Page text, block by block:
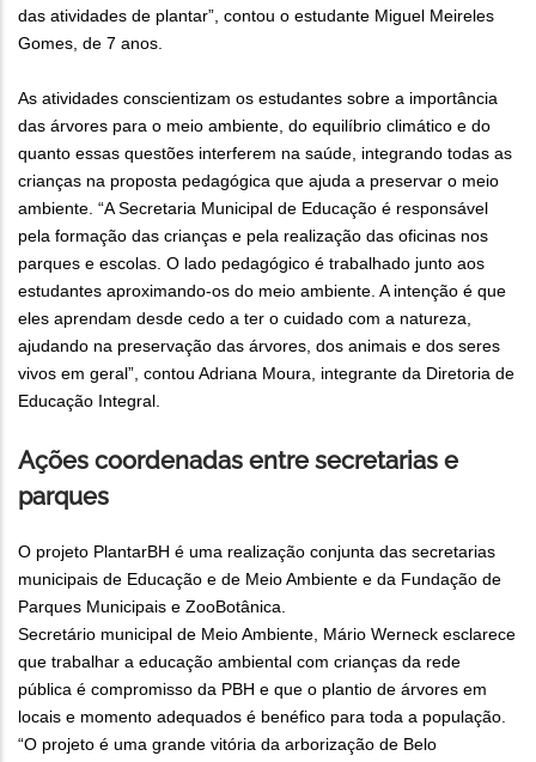
das atividades de plantar”, contou o estudante Miguel Meireles
Gomes, de 7 anos.
As atividades conscientizam os estudantes sobre a importância
das árvores para o meio ambiente, do equilíbrio climático e do
quanto essas questões interferem na saúde, integrando todas as
crianças na proposta pedagógica que ajuda a preservar o meio
ambiente. “A Secretaria Municipal de Educação é responsável
pela formação das crianças e pela realização das oficinas nos
parques e escolas. O lado pedagógico é trabalhado junto aos
estudantes aproximando-os do meio ambiente. A intenção é que
eles aprendam desde cedo a ter o cuidado com a natureza,
ajudando na preservação das árvores, dos animais e dos seres
vivos em geral”, contou Adriana Moura, integrante da Diretoria de
Educação Integral.
Ações coordenadas entre secretarias e
parques
O projeto PlantarBH é uma realização conjunta das secretarias
municipais de Educação e de Meio Ambiente e da Fundação de
Parques Municipais e ZooBotânica.
Secretário municipal de Meio Ambiente, Mário Werneck esclarece
que trabalhar a educação ambiental com crianças da rede
pública é compromisso da PBH e que o plantio de árvores em
locais e momento adequados é benéfico para toda a população.
“O projeto é uma grande vitória da arborização de Belo